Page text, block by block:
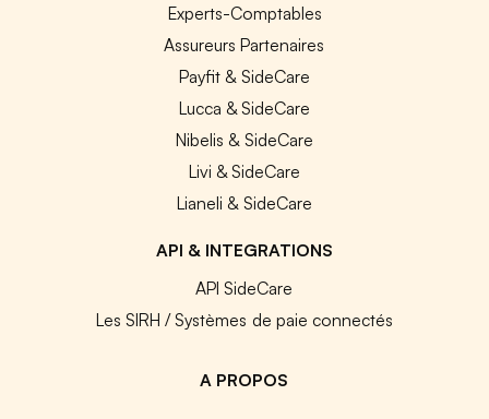
Experts-Comptables
Assureurs Partenaires
Payfit & SideCare
Lucca & SideCare
Nibelis & SideCare
Livi & SideCare
Lianeli & SideCare
API & INTEGRATIONS
API SideCare
Les SIRH / Systèmes de paie connectés
A PROPOS